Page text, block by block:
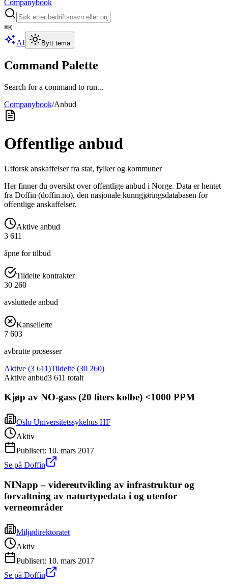
Companybook
⌘K
AI Bytt tema
Command Palette
Search for a command to run...
Companybook/Anbud
Offentlige anbud
Utforsk anskaffelser fra stat, fylker og kommuner
Her finner du oversikt over offentlige anbud i Norge. Data er hentet
fra Doffin (doffin.no), den nasjonale kunngjøringsdatabasen for
offentlige anskaffelser.
Aktive anbud
3 611
åpne for tilbud
Tildelte kontrakter
30 260
avsluttede anbud
Kansellerte
7 603
avbrutte prosesser
Aktive (3 611)Tildelte (30 260)
Aktive anbud3 611 totalt
Kjøp av NO-gass (20 liters kolbe) <1000 PPM
Oslo Universitetssykehus HF
Aktiv
Publisert: 10. mars 2017
Se på Doffin
NINapp – videreutvikling av infrastruktur og
forvaltning av naturtypedata i og utenfor
verneområder
Miljødirektoratet
Aktiv
Publisert: 10. mars 2017
Se på Doffin